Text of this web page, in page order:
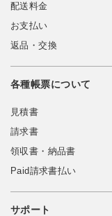
配送料金
お支払い
返品・交換
各種帳票について
見積書
請求書
領収書・納品書
Paid請求書払い
サポート